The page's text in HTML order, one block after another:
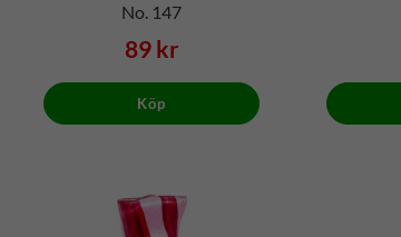
No. 147
89 kr
Köp